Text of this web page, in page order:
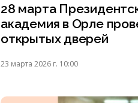
28 марта
академия в Орле
открытых дверей
23 марта 2026 г. 10:00